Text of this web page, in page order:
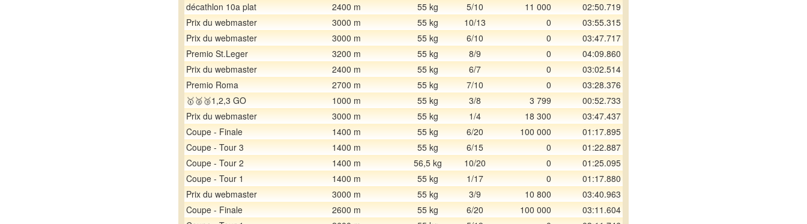
décathlon 10a plat
2400 m 55 kg 5/10 11 000
02:50.719
Prix du webmaster
3000 m 55 kg 10/13 0
03:55.315
Prix du webmaster
3000 m 55 kg 6/10 0
03:47.717
Premio St.Leger
3200 m 55 kg 8/9 0
04:09.860
Prix du webmaster
2400 m 55 kg 6/7 0
03:02.514
Premio Roma
2700 m 55 kg 7/10 0
03:28.376
🥇🥈🥉1,2,3 GO
1000 m 55 kg 3/8 3 799
00:52.733
Prix du webmaster
3000 m 55 kg 1/4 18 300
03:47.437
Coupe - Finale
1400 m 55 kg 6/20 100 000
01:17.895
Coupe - Tour 3
1400 m 55 kg 6/15 0
01:22.887
Coupe - Tour 2
1400 m 56,5 kg 10/20 0
01:25.095
Coupe - Tour 1
1400 m 55 kg 1/17 0
01:17.880
Prix du webmaster
3000 m 55 kg 3/9 10 800
03:40.963
Coupe - Finale
2600 m 55 kg 6/20 100 000
03:11.604